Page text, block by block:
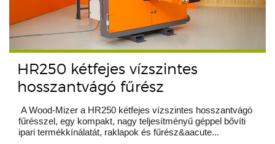
HR250 kétfejes vízszintes
hosszantvágó fűrész
A Wood-Mizer a HR250 kétfejes vízszintes hosszantvágó
fűrésszel, egy kompakt, nagy teljesítményű géppel bővíti
ipari termékkínálatát, raklapok és fűrész&aacute...